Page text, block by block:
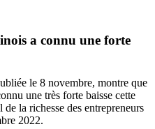
a connu une forte
le 8 novembre, montre que
une très forte baisse cette
la richesse des entrepreneurs
2022.